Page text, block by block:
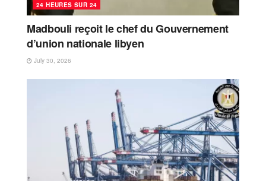
24 HEURES SUR 24
Madbouli reçoit le chef du Gouvernement
d’union nationale libyen
July 30, 2026